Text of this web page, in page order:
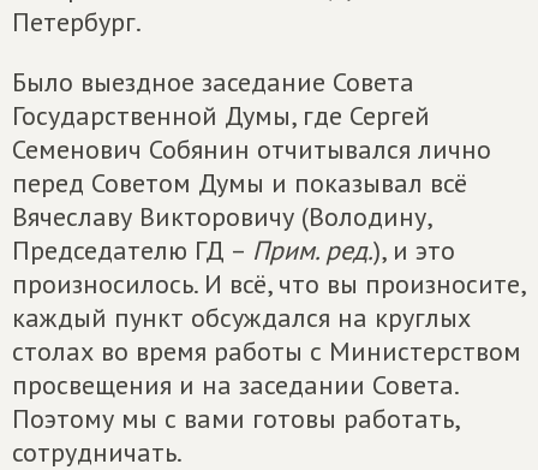
Петербург.
Было выездное заседание Совета
Государственной Думы, где Сергей
Семенович Собянин отчитывался лично
перед Советом Думы и показывал всё
Вячеславу Викторовичу (Володину,
Председателю ГД – Прим. ред.), и это
произносилось. И всё, что вы произносите,
каждый пункт обсуждался на круглых
столах во время работы с Министерством
просвещения и на заседании Совета.
Поэтому мы с вами готовы работать,
сотрудничать.